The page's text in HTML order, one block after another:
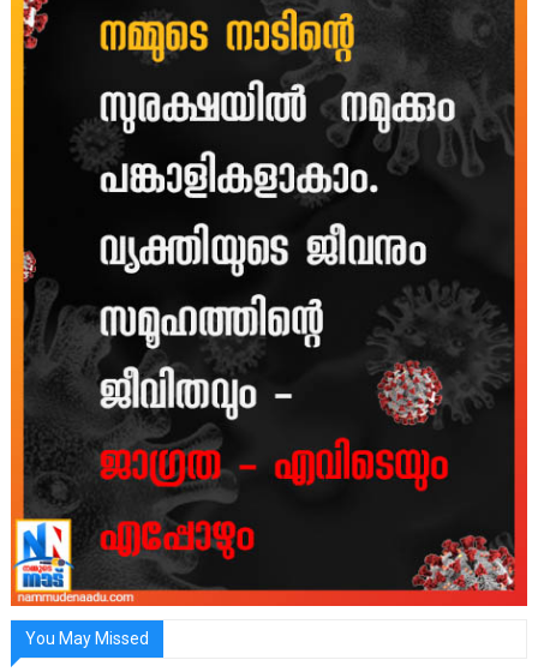
You May Missed